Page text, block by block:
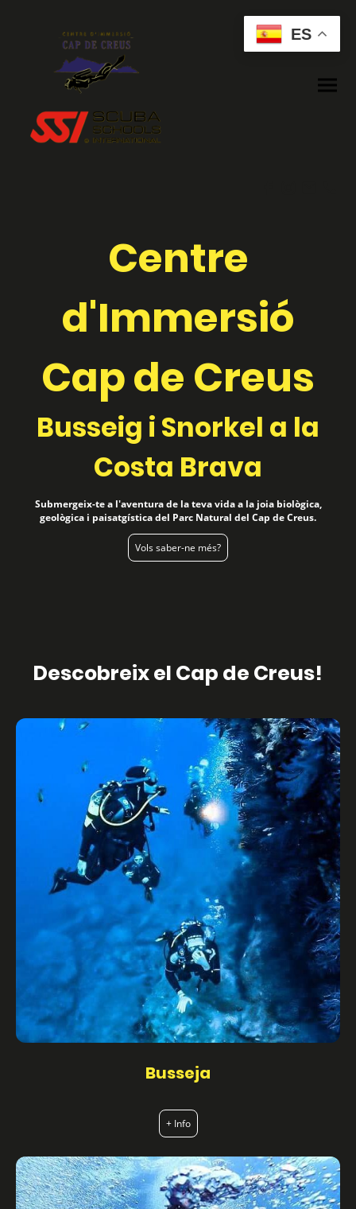
Centre
d'Immersió
Cap de Creus
Busseig i Snorkel a la
Costa Brava
Submergeix-te a l'aventura de la teva vida a la joia biològica,
geològica i paisatgística del Parc Natural del Cap de Creus.
Vols saber-ne més?
Descobreix el Cap de Creus!
Busseja
+ Info
ES